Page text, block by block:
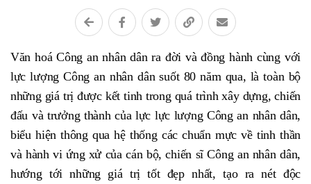
Văn hoá Công an nhân dân ra đời và đồng hành cùng với
lực lượng Công an nhân dân suốt 80 năm qua, là toàn bộ
những giá trị được kết tinh trong quá trình xây dựng, chiến
đấu và trưởng thành của lực lực lượng Công an nhân dân,
biểu hiện thông qua hệ thống các chuẩn mực về tinh thần
và hành vi ứng xử của cán bộ, chiến sĩ Công an nhân dân,
hướng tới những giá trị tốt đẹp nhất, tạo ra nét độc